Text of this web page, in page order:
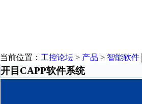
当前位置： 工控论坛 > 产品 > 智能软件
开目CAPP软件系统